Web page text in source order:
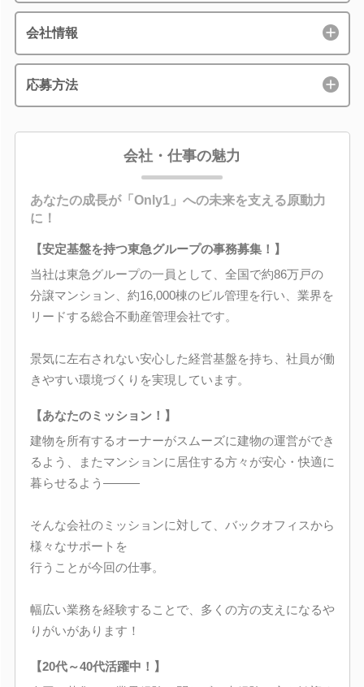
会社情報
応募方法
会社・仕事の魅力
あなたの成長が「Only1」への未来を支える原動力
に！
【安定基盤を持つ東急グループの事務募集！】
当社は東急グループの一員として、全国で約86万戸の
分譲マンション、約16,000棟のビル管理を行い、業界を
リードする総合不動産管理会社です。
景気に左右されない安心した経営基盤を持ち、社員が働
きやすい環境づくりを実現しています。
【あなたのミッション！】
建物を所有するオーナーがスムーズに建物の運営ができ
るよう、またマンションに居住する方々が安心・快適に
暮らせるよう―――
そんな会社のミッションに対して、バックオフィスから
様々なサポートを
行うことが今回の仕事。
幅広い業務を経験することで、多くの方の支えになるや
りがいがあります！
【20代～40代活躍中！】